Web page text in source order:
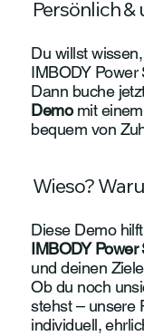
Du willst
IMBODY Power
Dann buche
Demomit
bequem von
Persönlich
Diese Demo
IMBODY Power
und deinen
Ob du noch
stehst – unsere
individuell,
Wieso?